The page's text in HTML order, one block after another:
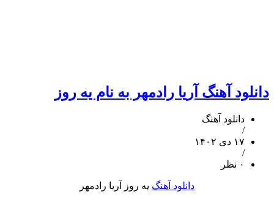
دانلود آهنگ آریا رادمهر به نام یه روز
دانلود آهنگ
/
۱۷ دی ۱۴۰۲
/
۰ نظر
دانلود آهنگ یه روز آریا رادمهر